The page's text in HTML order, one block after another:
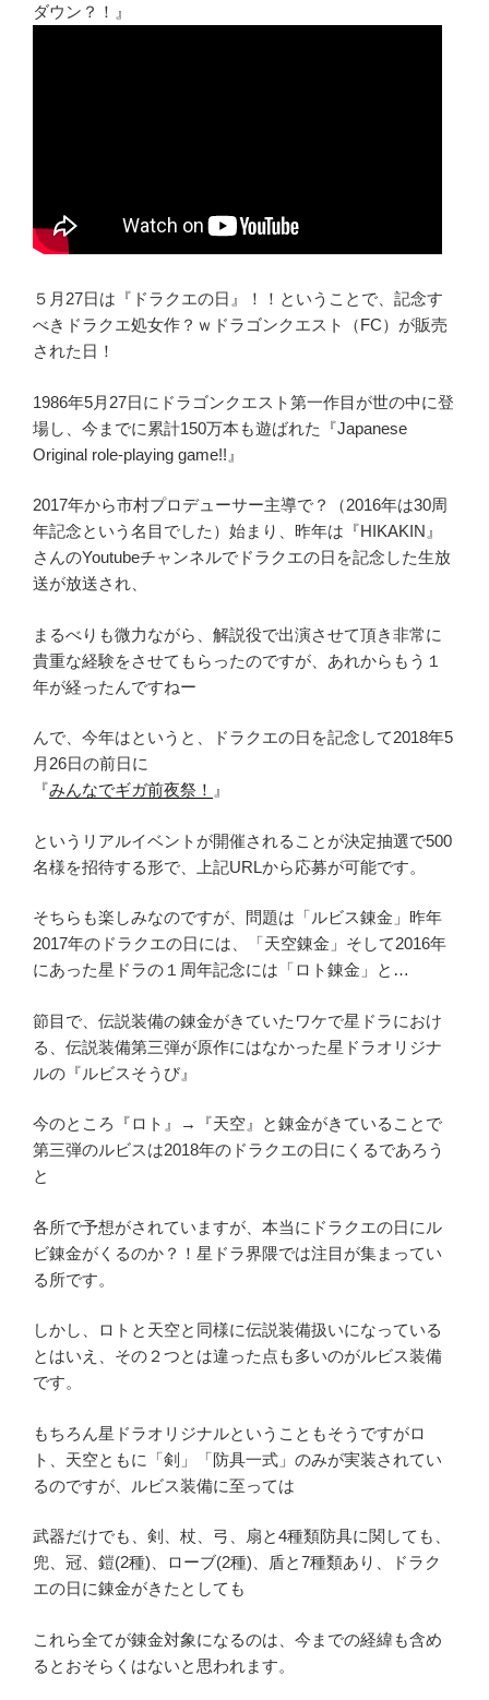
ダウン？！』
５月27日は『ドラクエの日』！！ということで、記念す
べきドラクエ処女作？ｗドラゴンクエスト（FC）が販売
された日！
1986年5月27日にドラゴンクエスト第一作目が世の中に登
場し、今までに累計150万本も遊ばれた『Japanese
Original role-playing game!!』
2017年から市村プロデューサー主導で？（2016年は30周
年記念という名目でした）始まり、昨年は『HIKAKIN』
さんのYoutubeチャンネルでドラクエの日を記念した生放
送が放送され、
まるべりも微力ながら、解説役で出演させて頂き非常に
貴重な経験をさせてもらったのですが、あれからもう１
年が経ったんですねー
んで、今年はというと、ドラクエの日を記念して2018年5
月26日の前日に
『みんなでギガ前夜祭！ 』
というリアルイベントが開催されることが決定抽選で500
名様を招待する形で、上記URLから応募が可能です。
そちらも楽しみなのですが、問題は「ルビス錬金」昨年
2017年のドラクエの日には、「天空錬金」そして2016年
にあった星ドラの１周年記念には「ロト錬金」と…
節目で、伝説装備の錬金がきていたワケで星ドラにおけ
る、伝説装備第三弾が原作にはなかった星ドラオリジナ
ルの『ルビスそうび』
今のところ『ロト』→『天空』と錬金がきていることで
第三弾のルビスは2018年のドラクエの日にくるであろう
と
各所で予想がされていますが、本当にドラクエの日にル
ビ錬金がくるのか？！星ドラ界隈では注目が集まってい
る所です。
しかし、ロトと天空と同様に伝説装備扱いになっている
とはいえ、その２つとは違った点も多いのがルビス装備
です。
もちろん星ドラオリジナルということもそうですがロ
ト、天空ともに「剣」「防具一式」のみが実装されてい
るのですが、ルビス装備に至っては
武器だけでも、剣、杖、弓、扇と4種類防具に関しても、
兜、冠、鎧(2種)、ローブ(2種)、盾と7種類あり、ドラク
エの日に錬金がきたとしても
これら全てが錬金対象になるのは、今までの経緯も含め
るとおそらくはないと思われます。